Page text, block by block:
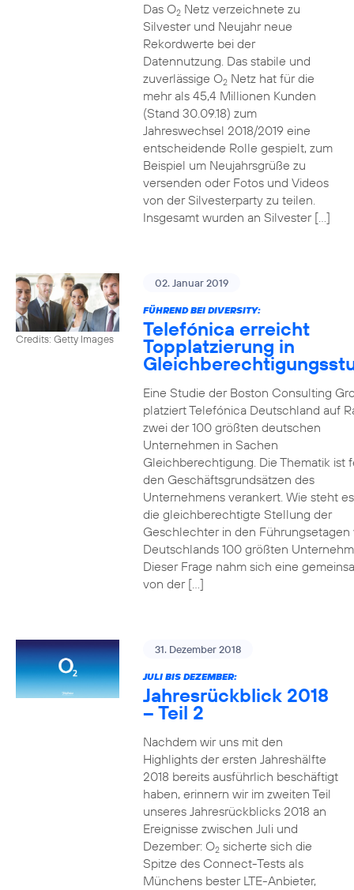
Das O2Netz verzeichnete zu
Silvester und Neujahr neue
Rekordwerte bei der
Datennutzung. Das stabile und
zuverlässige O2Netz hat für die
mehr als 45,4 Millionen Kunden
(Stand 30.09.18) zum
Jahreswechsel 2018/2019 eine
entscheidende Rolle gespielt, zum
Beispiel um Neujahrsgrüße zu
versenden oder Fotos und Videos
von der Silvesterparty zu teilen.
Insgesamt wurden an Silvester […]
Credits: Getty Images
02. Januar 2019
FÜHREND BEI DIVERSITY:
Telefónica erreicht
Topplatzierung in
Eine Studie der Boston Consulting
platziert Telefónica Deutschland auf
zwei der 100 größten deutschen
Unternehmen in Sachen
Gleichberechtigung. Die Thematik ist
den Geschäftsgrundsätzen des
Unternehmens verankert. Wie steht
die gleichberechtigte Stellung der
Geschlechter in den Führungsetagen
Deutschlands 100 größten
Dieser Frage nahm sich eine
von der […]
31. Dezember 2018
JULI BIS DEZEMBER:
Jahresrückblick 2018
– Teil 2
Nachdem wir uns mit den
Highlights der ersten Jahreshälfte
2018 bereits ausführlich beschäftigt
haben, erinnern wir im zweiten Teil
unseres Jahresrückblicks 2018 an
Ereignisse zwischen Juli und
Dezember: O2sicherte sich die
Spitze des Connect-Tests als
Münchens bester LTE-Anbieter,